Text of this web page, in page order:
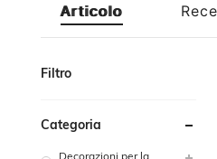
Articolo
Filtro
Categoria
Decorazioni per la